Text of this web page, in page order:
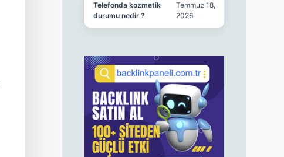
Telefonda kozmetik
durumu nedir ?
Temmuz 18,
2026